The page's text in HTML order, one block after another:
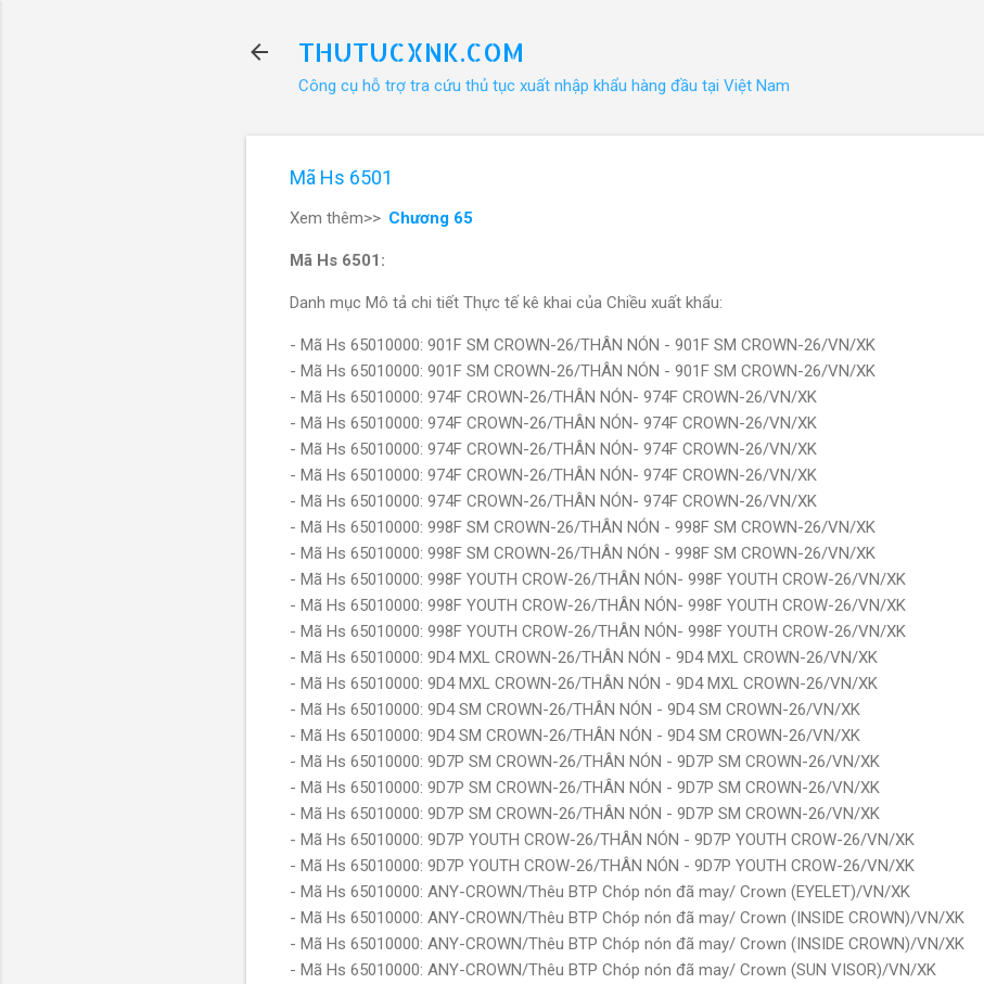
THUTUCXNK.COM
Công cụ hỗ trợ tra cứu thủ tục xuất nhập khẩu hàng đầu tại Việt Nam
Mã Hs 6501
Xem thêm>> Chương 65
Mã Hs 6501:
Danh mục Mô tả chi tiết Thực tế kê khai của Chiều xuất khẩu:
- Mã Hs 65010000: 901F SM CROWN-26/THÂN NÓN - 901F SM CROWN-26/VN/XK
- Mã Hs 65010000: 901F SM CROWN-26/THÂN NÓN - 901F SM CROWN-26/VN/XK
- Mã Hs 65010000: 974F CROWN-26/THÂN NÓN- 974F CROWN-26/VN/XK
- Mã Hs 65010000: 974F CROWN-26/THÂN NÓN- 974F CROWN-26/VN/XK
- Mã Hs 65010000: 974F CROWN-26/THÂN NÓN- 974F CROWN-26/VN/XK
- Mã Hs 65010000: 974F CROWN-26/THÂN NÓN- 974F CROWN-26/VN/XK
- Mã Hs 65010000: 974F CROWN-26/THÂN NÓN- 974F CROWN-26/VN/XK
- Mã Hs 65010000: 998F SM CROWN-26/THÂN NÓN - 998F SM CROWN-26/VN/XK
- Mã Hs 65010000: 998F SM CROWN-26/THÂN NÓN - 998F SM CROWN-26/VN/XK
- Mã Hs 65010000: 998F YOUTH CROW-26/THÂN NÓN- 998F YOUTH CROW-26/VN/XK
- Mã Hs 65010000: 998F YOUTH CROW-26/THÂN NÓN- 998F YOUTH CROW-26/VN/XK
- Mã Hs 65010000: 998F YOUTH CROW-26/THÂN NÓN- 998F YOUTH CROW-26/VN/XK
- Mã Hs 65010000: 9D4 MXL CROWN-26/THÂN NÓN - 9D4 MXL CROWN-26/VN/XK
- Mã Hs 65010000: 9D4 MXL CROWN-26/THÂN NÓN - 9D4 MXL CROWN-26/VN/XK
- Mã Hs 65010000: 9D4 SM CROWN-26/THÂN NÓN - 9D4 SM CROWN-26/VN/XK
- Mã Hs 65010000: 9D4 SM CROWN-26/THÂN NÓN - 9D4 SM CROWN-26/VN/XK
- Mã Hs 65010000: 9D7P SM CROWN-26/THÂN NÓN - 9D7P SM CROWN-26/VN/XK
- Mã Hs 65010000: 9D7P SM CROWN-26/THÂN NÓN - 9D7P SM CROWN-26/VN/XK
- Mã Hs 65010000: 9D7P SM CROWN-26/THÂN NÓN - 9D7P SM CROWN-26/VN/XK
- Mã Hs 65010000: 9D7P YOUTH CROW-26/THÂN NÓN - 9D7P YOUTH CROW-26/VN/XK
- Mã Hs 65010000: 9D7P YOUTH CROW-26/THÂN NÓN - 9D7P YOUTH CROW-26/VN/XK
- Mã Hs 65010000: ANY-CROWN/Thêu BTP Chóp nón đã may/ Crown (EYELET)/VN/XK
- Mã Hs 65010000: ANY-CROWN/Thêu BTP Chóp nón đã may/ Crown (INSIDE CROWN)/VN/XK
- Mã Hs 65010000: ANY-CROWN/Thêu BTP Chóp nón đã may/ Crown (INSIDE CROWN)/VN/XK
- Mã Hs 65010000: ANY-CROWN/Thêu BTP Chóp nón đã may/ Crown (SUN VISOR)/VN/XK